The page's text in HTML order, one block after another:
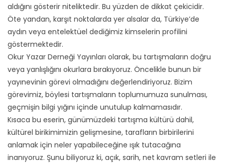
aldığını gösterir niteliktedir. Bu yüzden de dikkat çekicidir.
Öte yandan, karşıt noktalarda yer alsalar da, Türkiye’de
aydın veya entelektüel dediğimiz kimselerin profilini
göstermektedir.
Okur Yazar Derneği Yayınları olarak, bu tartışmaların doğru
veya yanlışlığını okurlara bırakıyoruz. Öncelikle bunun bir
yayınevinin görevi olmadığını değerlendiriyoruz. Bizim
görevimiz, böylesi tartışmaların toplumumuza sunulması,
geçmişin bilgi yığını içinde unutulup kalmamasıdır.
Kısaca bu eserin, günümüzdeki tartışma kültürü dahil,
kültürel birikimimizin gelişmesine, tarafların birbirilerini
anlamak için neler yapabileceğine ışık tutacağına
inanıyoruz. Şunu biliyoruz ki, açık, sarih, net kavram setleri ile